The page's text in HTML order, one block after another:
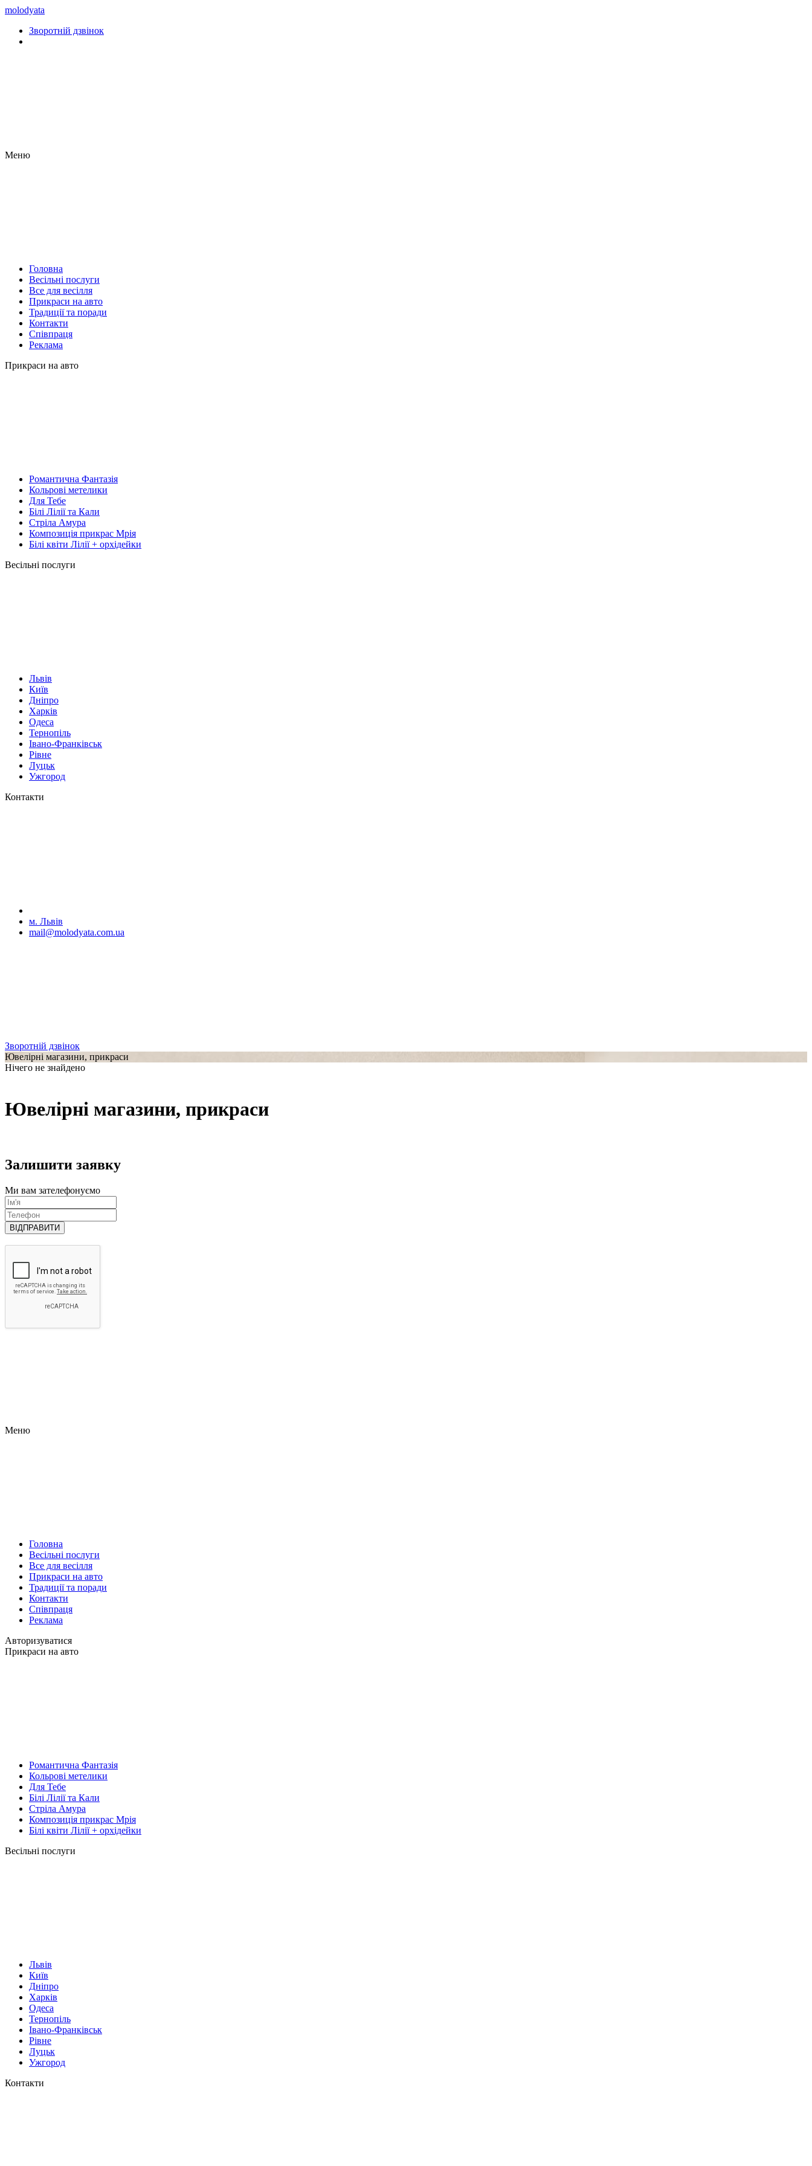
molodyata
Зворотній дзвінок
Меню
Головна
Весільні послуги
Все для весілля
Прикраси на авто
Традиції та поради
Контакти
Співпраця
Реклама
Прикраси на авто
Романтична Фантазія
Кольрові метелики
Для Тебе
Білі Лілії та Кали
Стріла Амура
Композиція прикрас Мрія
Білі квіти Лілії + орхідейки
Весільні послуги
Львів
Київ
Дніпро
Харків
Одеса
Тернопіль
Івано-Франківськ
Рівне
Луцьк
Ужгород
Контакти
м. Львів
mail@molodyata.com.ua
Зворотній дзвінок
Ювелірні магазини, прикраси
Нічего не знайдено
Ювелірні магазини, прикраси
Залишити заявку
Ми вам зателефонуємо
ВІДПРАВИТИ
Меню
Головна
Весільні послуги
Все для весілля
Прикраси на авто
Традиції та поради
Контакти
Співпраця
Реклама
Авторизуватися
Прикраси на авто
Романтична Фантазія
Кольрові метелики
Для Тебе
Білі Лілії та Кали
Стріла Амура
Композиція прикрас Мрія
Білі квіти Лілії + орхідейки
Весільні послуги
Львів
Київ
Дніпро
Харків
Одеса
Тернопіль
Івано-Франківськ
Рівне
Луцьк
Ужгород
Контакти